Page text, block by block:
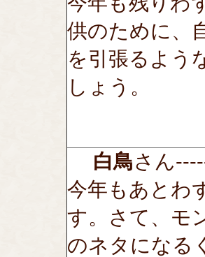
供のために、
を引張るよう
しょう。
白鳥さん
今年もあとわ
す。さて、モ
のネタになる